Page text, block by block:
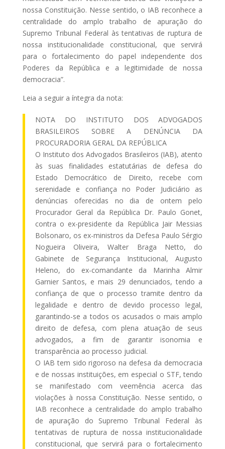
nossa Constituição. Nesse sentido, o IAB reconhece a
centralidade do amplo trabalho de apuração do
Supremo Tribunal Federal às tentativas de ruptura de
nossa institucionalidade constitucional, que servirá
para o fortalecimento do papel independente dos
Poderes da República e a legitimidade de nossa
democracia”.
Leia a seguir a íntegra da nota:
NOTA DO INSTITUTO DOS ADVOGADOS
BRASILEIROS SOBRE A DENÚNCIA DA
PROCURADORIA GERAL DA REPÚBLICA
O Instituto dos Advogados Brasileiros (IAB), atento
às suas finalidades estatutárias de defesa do
Estado Democrático de Direito, recebe com
serenidade e confiança no Poder Judiciário as
denúncias oferecidas no dia de ontem pelo
Procurador Geral da República Dr. Paulo Gonet,
contra o ex-presidente da República Jair Messias
Bolsonaro, os ex-ministros da Defesa Paulo Sérgio
Nogueira Oliveira, Walter Braga Netto, do
Gabinete de Segurança Institucional, Augusto
Heleno, do ex-comandante da Marinha Almir
Garnier Santos, e mais 29 denunciados, tendo a
confiança de que o processo tramite dentro da
legalidade e dentro de devido processo legal,
garantindo-se a todos os acusados o mais amplo
direito de defesa, com plena atuação de seus
advogados, a fim de garantir isonomia e
transparência ao processo judicial.
O IAB tem sido rigoroso na defesa da democracia
e de nossas instituições, em especial o STF, tendo
se manifestado com veemência acerca das
violações à nossa Constituição. Nesse sentido, o
IAB reconhece a centralidade do amplo trabalho
de apuração do Supremo Tribunal Federal às
tentativas de ruptura de nossa institucionalidade
constitucional, que servirá para o fortalecimento